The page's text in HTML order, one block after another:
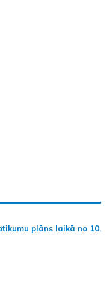
plāns laikā no 10.